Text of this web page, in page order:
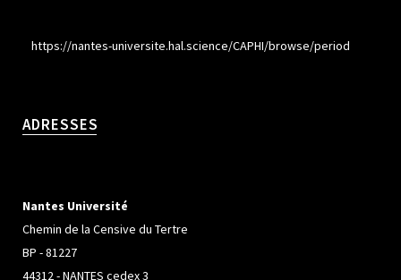
https://nantes-universite.hal.science/CAPHI/browse/period
ADRESSES
Nantes Université
Chemin de la Censive du Tertre
BP - 81227
44312 - NANTES cedex 3